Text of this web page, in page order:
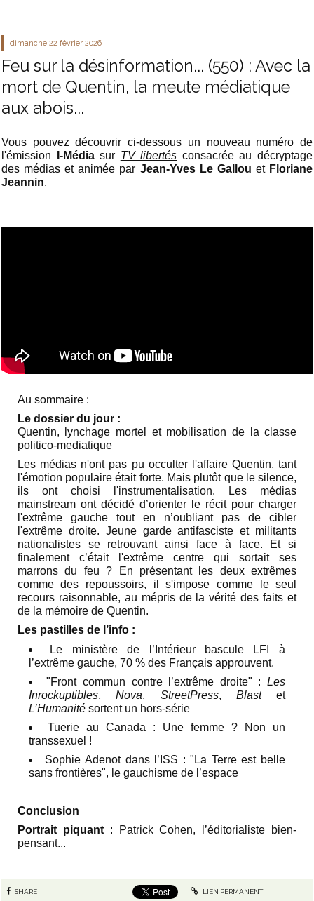
dimanche 22 février 2026
Feu sur la désinformation... (550) : Avec la
mort de Quentin, la meute médiatique
aux abois...
Vous pouvez découvrir ci-dessous un nouveau numéro de
l'émission
I-Médiasur TV libertés consacrée au décryptage
des médias et animée par Jean-Yves Le Gallou et Floriane
Jeannin.
Au sommaire :
Le dossier du jour :
Quentin, lynchage mortel et mobilisation de la classe
politico-mediatique
Les médias n'ont pas pu occulter l'affaire Quentin, tant
l'émotion populaire était forte. Mais plutôt que le silence,
ils ont choisi l'instrumentalisation. Les médias
mainstream ont décidé d’orienter le récit pour charger
l'extrême gauche tout en n’oubliant pas de cibler
l'extrême droite. Jeune garde antifasciste et militants
nationalistes se retrouvant ainsi face à face. Et si
finalement c’était l'extrême centre qui sortait ses
marrons du feu ? En présentant les deux extrêmes
comme des repoussoirs, il s'impose comme le seul
recours raisonnable, au mépris de la vérité des faits et
de la mémoire de Quentin.
Les pastilles de l’info :
Le ministère de l’Intérieur bascule LFI à
l’extrême gauche, 70 % des Français approuvent.
"Front commun contre l’extrême droite" : Les
Inrockuptibles,Nova, StreetPress, Blastet
L’Humanité sortent un hors-série
Tuerie au Canada : Une femme ? Non un
transsexuel !
Sophie Adenot dans l’ISS : "La Terre est belle
sans frontières", le gauchisme de l’espace
Conclusion
Portrait piquant:
Patrick Cohen, l’éditorialiste bien-
pensant...
SHARE
LIEN PERMANENT